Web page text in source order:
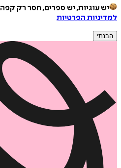
יש עוגיות, יש ספרים, חסר רק
למדיניות הפרטיות
הבנתי